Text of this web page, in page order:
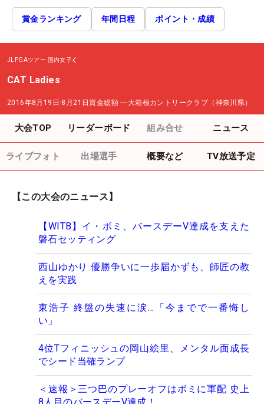
賞金ランキング 年間日程 ポイント・成績
JLPGAツアー 国内女子
CAT Ladies
2016年8月19日-8月21日賞金総額 ―大箱根カントリークラブ（神奈川県）
大会TOP リーダーボード 組み合せ ニュース
ライブフォト 出場選手 概要など TV放送予定
【この大会のニュース】
【WITB】イ・ボミ、バースデーV達成を支えた
磐石セッティング
西山ゆかり 優勝争いに一歩届かずも、師匠の教
えを実践
東浩子 終盤の失速に涙…「今までで一番悔し
い」
4位Tフィニッシュの岡山絵里、メンタル面成長
でシード当確ランプ
＜速報＞三つ巴のプレーオフはボミに軍配 史上